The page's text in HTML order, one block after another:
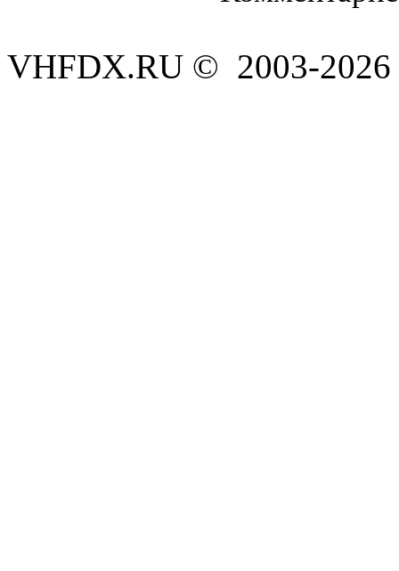
VHFDX.RU © 2003-2026